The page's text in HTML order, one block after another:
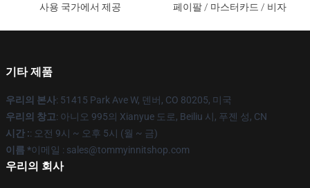
사용 국가에서 제공
페이팔 / 마스터카드 / 비자
기타 제품
우리의 본사: 51415 Park Ave W, 덴버, CO 80205, 미국
우리의 창고: 아니오 995의 Xianyue 도로, Beiliu 시, 푸젠 성, CN
시간 :: 오전 9시 ~ 오후 5시 (월 ~ 금)
이름 *이메일 : sales@tommyinnitshop.com
우리의 회사